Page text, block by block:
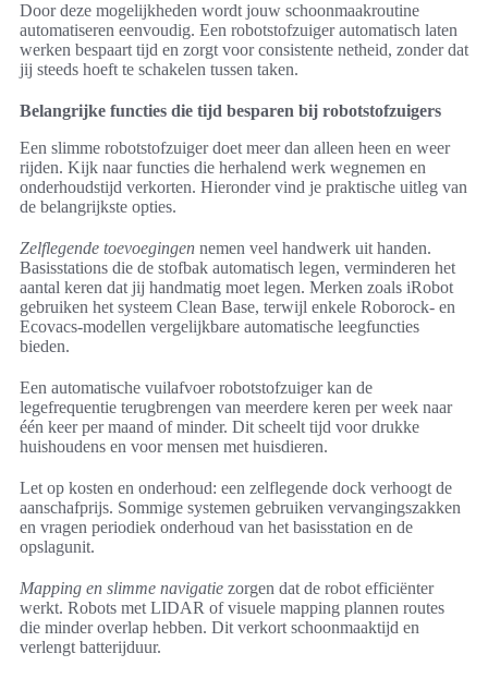
Door deze mogelijkheden wordt jouw schoonmaakroutine
automatiseren eenvoudig. Een robotstofzuiger automatisch laten
werken bespaart tijd en zorgt voor consistente netheid, zonder dat
jij steeds hoeft te schakelen tussen taken.
Belangrijke functies die tijd besparen bij robotstofzuigers
Een slimme robotstofzuiger doet meer dan alleen heen en weer
rijden. Kijk naar functies die herhalend werk wegnemen en
onderhoudstijd verkorten. Hieronder vind je praktische uitleg van
de belangrijkste opties.
Zelflegende toevoegingen nemen veel handwerk uit handen.
Basisstations die de stofbak automatisch legen, verminderen het
aantal keren dat jij handmatig moet legen. Merken zoals iRobot
gebruiken het systeem Clean Base, terwijl enkele Roborock- en
Ecovacs-modellen vergelijkbare automatische leegfuncties
bieden.
Een automatische vuilafvoer robotstofzuiger kan de
legefrequentie terugbrengen van meerdere keren per week naar
één keer per maand of minder. Dit scheelt tijd voor drukke
huishoudens en voor mensen met huisdieren.
Let op kosten en onderhoud: een zelflegende dock verhoogt de
aanschafprijs. Sommige systemen gebruiken vervangingszakken
en vragen periodiek onderhoud van het basisstation en de
opslagunit.
Mapping en slimme navigatie zorgen dat de robot efficiënter
werkt. Robots met LIDAR of visuele mapping plannen routes
die minder overlap hebben. Dit verkort schoonmaaktijd en
verlengt batterijduur.